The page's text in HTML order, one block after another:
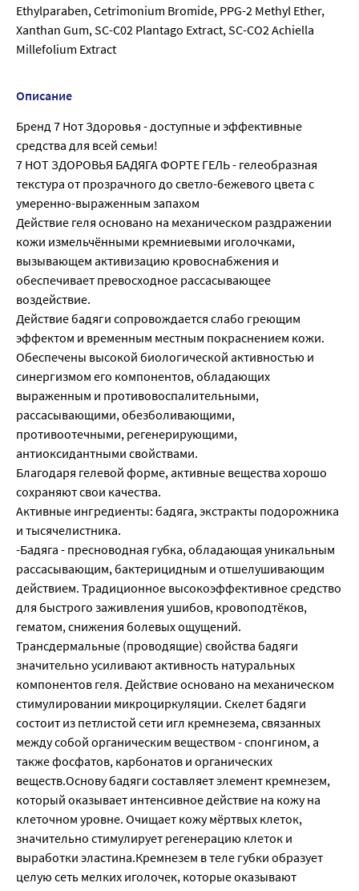
Ethylparaben, Cetrimonium Bromide, PPG-2 Methyl Ether,
Xanthan Gum, SC-C02 Plantago Extract, SC-CO2 Achiella
Millefolium Extract
Описание
Бренд 7 Нот Здоровья - доступные и эффективные
средства для всей семьи!
7 НОТ ЗДОРОВЬЯ БАДЯГА ФОРТЕ ГЕЛЬ - гелеобразная
текстура от прозрачного до светло-бежевого цвета с
умеренно-выраженным запахом
Действие геля основано на механическом раздражении
кожи измельчёнными кремниевыми иголочками,
вызывающем активизацию кровоснабжения и
обеспечивает превосходное рассасывающее
воздействие.
Действие бадяги сопровождается слабо греющим
эффектом и временным местным покраснением кожи.
Обеспечены высокой биологической активностью и
синергизмом его компонентов, обладающих
выраженным и противовоспалительными,
рассасывающими, обезболивающими,
противоотечными, регенерирующими,
антиоксидантными свойствами.
Благодаря гелевой форме, активные вещества хорошо
сохраняют свои качества.
Активные ингредиенты: бадяга, экстракты подорожника
и тысячелистника.
-Бадяга - пресноводная губка, обладающая уникальным
рассасывающим, бактерицидным и отшелушивающим
действием. Традиционное высокоэффективное средство
для быстрого заживления ушибов, кровоподтёков,
гематом, снижения болевых ощущений.
Трансдермальные (проводящие) свойства бадяги
значительно усиливают активность натуральных
компонентов геля. Действие основано на механическом
стимулировании микроциркуляции. Скелет бадяги
состоит из петлистой сети игл кремнезема, связанных
между собой органическим веществом - спонгином, а
также фосфатов, карбонатов и органических
веществ.Основу бадяги составляет элемент кремнезем,
который оказывает интенсивное действие на кожу на
клеточном уровне. Очищает кожу мёртвых клеток,
значительно стимулирует регенерацию клеток и
выработки эластина.Кремнезем в теле губки образует
целую сеть мелких иголочек, которые оказывают